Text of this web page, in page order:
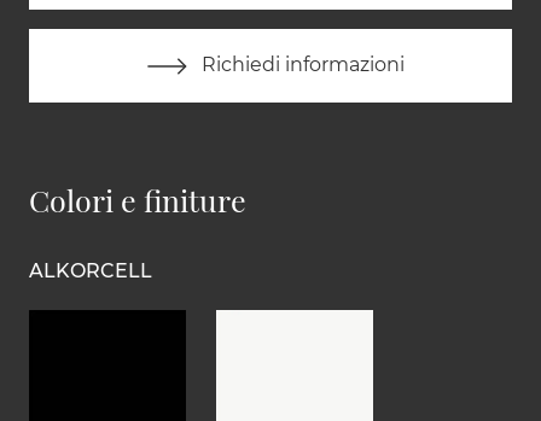
Richiedi informazioni
Colori e finiture
ALKORCELL